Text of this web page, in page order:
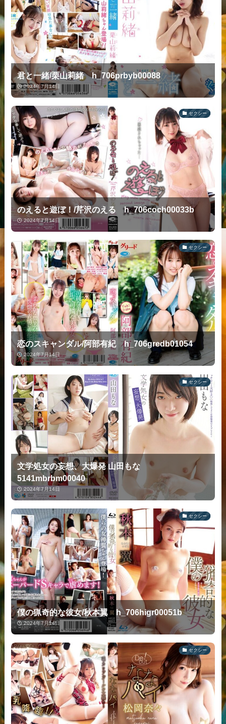
君と一緒/栗山莉緒 h_706prbyb00088
2024年7月14日
セクシー
のえると遊ぼ！/芹沢のえる h_706coch00033b
2024年7月14日
セクシー
恋のスキャンダル/阿部有紀 h_706gredb01054
2024年7月14日
セクシー
文学処女の妄想、大爆発 山田もな
5141mbrbm00040
2024年7月14日
セクシー
僕の猟奇的な彼女/秋本翼 h_706higr00051b
2024年7月14日
セクシー